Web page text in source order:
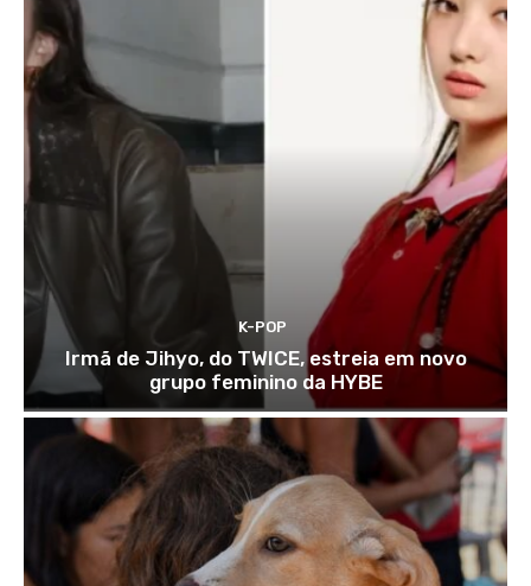
K-POP
Irmã de Jihyo, do TWICE, estreia em novo
grupo feminino da HYBE